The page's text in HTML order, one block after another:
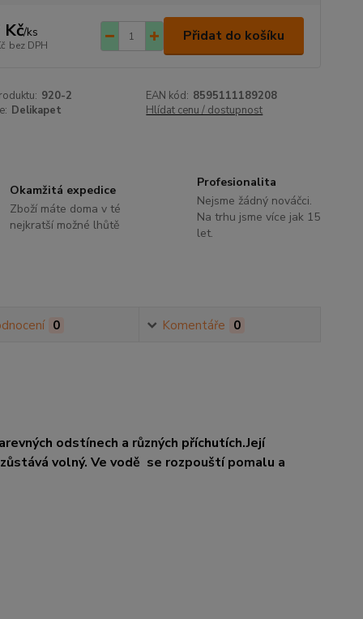
Kč/ks
bez DPH
Přidat do košíku
920-2 EAN kód: 8595111189208
Delikapet Hlídat cenu / dostupnost
Okamžitá expedice
Zboží máte doma v té
nejkratší možné lhůtě
Profesionalita
Nejsme žádný nováčci.
Na trhu jsme více jak 15
let.
0 Komentáře 0
odstínech a různých příchutích.Její
volný. Ve vodě se rozpouští pomalu a